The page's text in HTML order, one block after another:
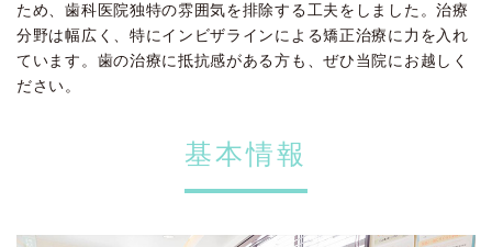
ため、歯科医院独特の雰囲気を排除する工夫をしました。治療
分野は幅広く、特にインビザラインによる矯正治療に力を入れ
ています。歯の治療に抵抗感がある方も、ぜひ当院にお越しく
ださい。
基本情報